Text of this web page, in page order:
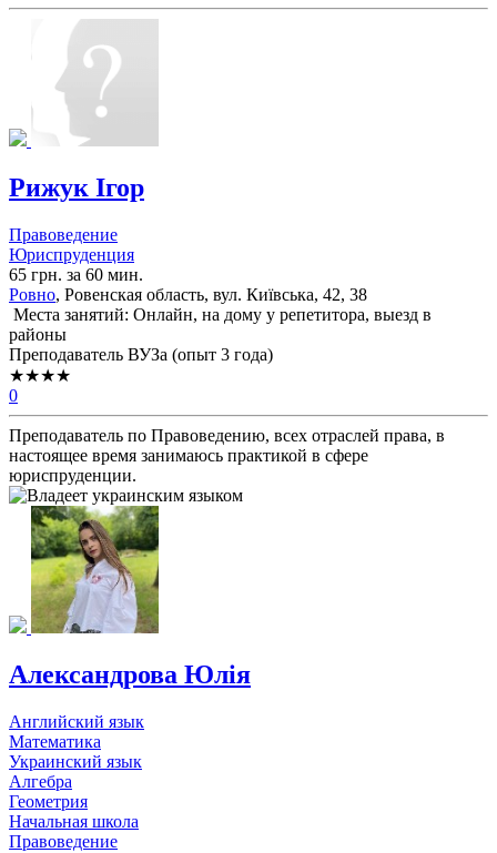
Рижук Ігор
Правоведение
Юриспруденция
65 грн. за 60 мин.
Ровно, Ровенская область, вул. Київська, 42, 38
Места занятий: Онлайн, на дому у репетитора, выезд в
районы
Преподаватель ВУЗа (опыт 3 года)
★★★★
0
Преподаватель по Правоведению, всех отраслей права, в
настоящее время занимаюсь практикой в сфере
юриспруденции.
Александрова Юлія
Английский язык
Математика
Украинский язык
Алгебра
Геометрия
Начальная школа
Правоведение